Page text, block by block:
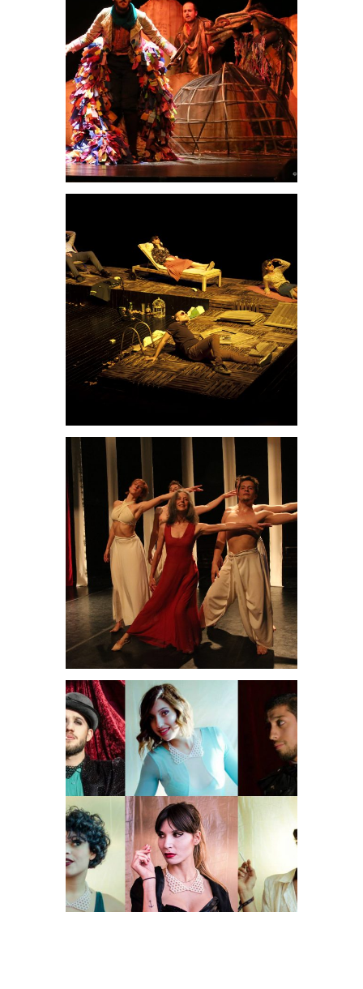
El mágico
prodigioso
Teatrales
40 años de
paz
Teatrales
Halka
Teatrales
El cabaret de
las ficciones
Teatrales